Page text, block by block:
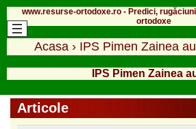
www.resurse-ortodoxe.ro - Predici,
ortodoxe
Acasa › IPS Pimen Zainea
IPS Pimen Zainea
Articole